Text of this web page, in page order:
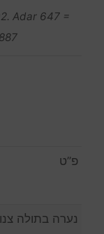
Adar 647 =
פ”ט
נערה בתולה